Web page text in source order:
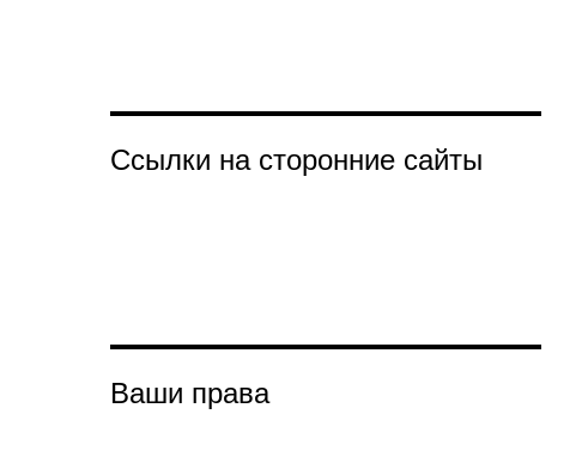
Ссылки на сторонние сайты
Ваши права